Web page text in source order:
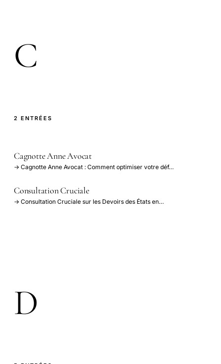
C
2 ENTRÉES
Cagnotte Anne Avocat
→ Cagnotte Anne Avocat : Comment optimiser votre déf…
Consultation Cruciale
→ Consultation Cruciale sur les Devoirs des États en…
D